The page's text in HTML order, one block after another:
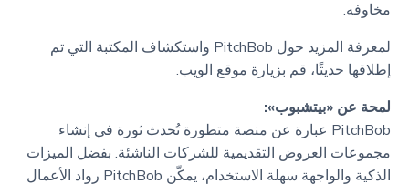
مخاوفه.
لمعرفة المزيد حول PitchBob واستكشاف المكتبة التي تم
إطلاقها حديثًا، قم بزيارة موقع الويب.
لمحة عن «بيتشبوب»:
PitchBob عبارة عن منصة متطورة تُحدث ثورة في إنشاء
مجموعات العروض التقديمية للشركات الناشئة. بفضل الميزات
الذكية والواجهة سهلة الاستخدام، يمكّن PitchBob رواد الأعمال